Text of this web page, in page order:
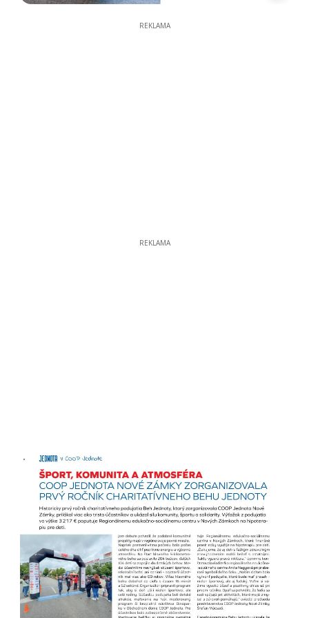
REKLAMA
REKLAMA